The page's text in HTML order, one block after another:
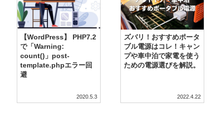
【WordPress】 PHP7.2
で「Warning:
count()」post-
template.phpエラー回
避
2020.5.3
ズバリ！おすすめポータ
ブル電源はコレ！キャン
プや車中泊で家電を使う
ための電源選びを解説。
2022.4.22